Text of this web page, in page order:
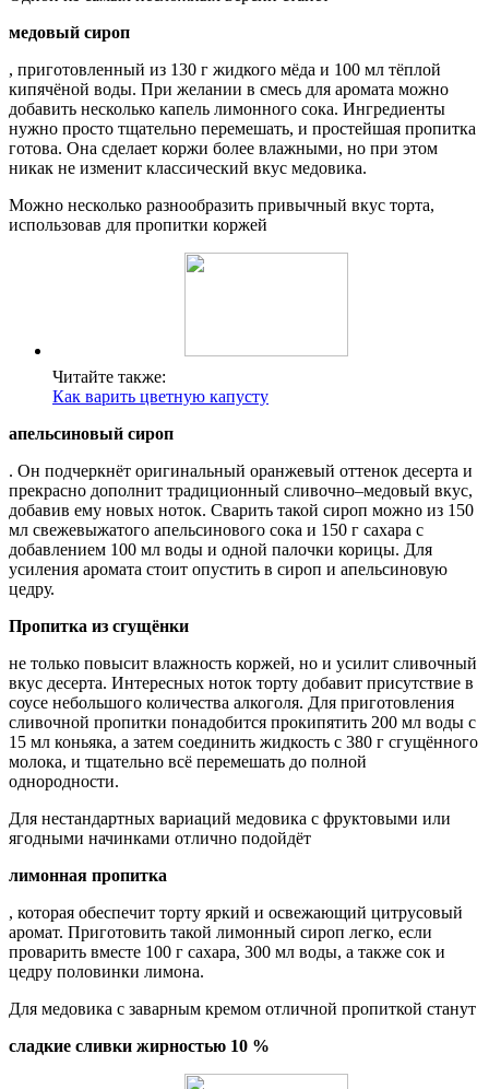
медовый сироп
, приготовленный из 130 г жидкого мёда и 100 мл тёплой
кипячёной воды. При желании в смесь для аромата можно
добавить несколько капель лимонного сока. Ингредиенты
нужно просто тщательно перемешать, и простейшая пропитка
готова. Она сделает коржи более влажными, но при этом
никак не изменит классический вкус медовика.
Можно несколько разнообразить привычный вкус торта,
использовав для пропитки коржей
Читайте также:
Как варить цветную капусту
апельсиновый сироп
. Он подчеркнёт оригинальный оранжевый оттенок десерта и
прекрасно дополнит традиционный сливочно–медовый вкус,
добавив ему новых ноток. Сварить такой сироп можно из 150
мл свежевыжатого апельсинового сока и 150 г сахара с
добавлением 100 мл воды и одной палочки корицы. Для
усиления аромата стоит опустить в сироп и апельсиновую
цедру.
Пропитка из сгущёнки
не только повысит влажность коржей, но и усилит сливочный
вкус десерта. Интересных ноток торту добавит присутствие в
соусе небольшого количества алкоголя. Для приготовления
сливочной пропитки понадобится прокипятить 200 мл воды с
15 мл коньяка, а затем соединить жидкость с 380 г сгущённого
молока, и тщательно всё перемешать до полной
однородности.
Для нестандартных вариаций медовика с фруктовыми или
ягодными начинками отлично подойдёт
лимонная пропитка
, которая обеспечит торту яркий и освежающий цитрусовый
аромат. Приготовить такой лимонный сироп легко, если
проварить вместе 100 г сахара, 300 мл воды, а также сок и
цедру половинки лимона.
Для медовика с заварным кремом отличной пропиткой станут
сладкие сливки жирностью 10 %